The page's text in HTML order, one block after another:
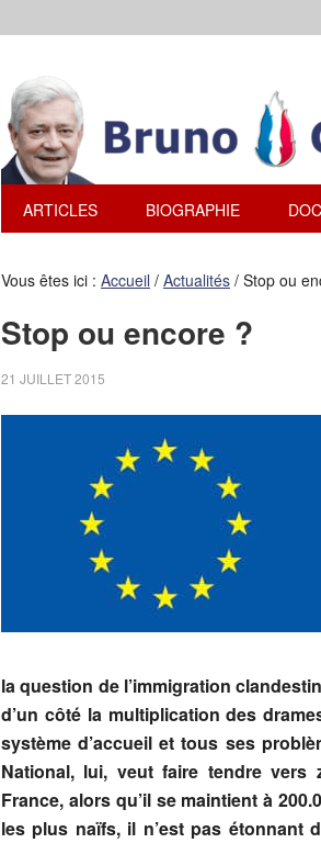
ARTICLES BIOGRAPHIE
Vous êtes ici : Accueil / Actualités / Stop ou
Stop ou encore ?
21 JUILLET 2015
la question de l’immigration
d’un côté la multiplication des
système d’accueil et tous ses
National, lui, veut faire tendre vers
France, alors qu’il se maintient à
les plus naïfs, il n’est pas étonnant